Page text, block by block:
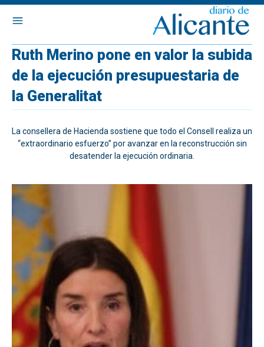
Ruth Merino pone en valor la subida
de la ejecución presupuestaria de
la Generalitat
La consellera de Hacienda sostiene que todo el Consell realiza un
“extraordinario esfuerzo” por avanzar en la reconstrucción sin
desatender la ejecución ordinaria.